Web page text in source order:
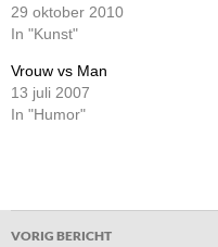
29 oktober 2010
In "Kunst"
Vrouw vs Man
13 juli 2007
In "Humor"
Bericht
VORIG BERICHT